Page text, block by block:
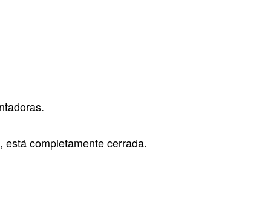
completamente cerrada.